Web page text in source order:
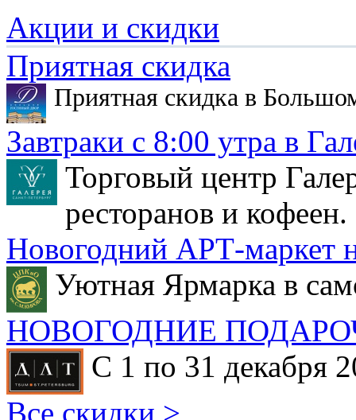
Акции и скидки
Приятная скидка
Приятная скидка в
Завтраки с 8:00 утра в
Торговый центр
ресторанов и кофеен.
Новогодний АРТ-маркет
Уютная Ярмарка в
НОВОГОДНИЕ
С 1 по 31 декабря
Все скидки >